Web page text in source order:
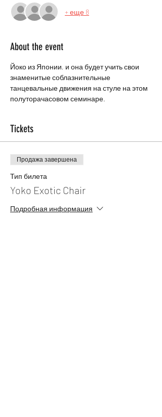
+ еще 8
About the event
Йоко из Японии, и она будет учить свои
знаменитые соблазнительные
танцевальные движения на стуле на этом
полуторачасовом семинаре.
Tickets
Продажа завершена
Тип билета
Yoko Exotic Chair
Подробная информация